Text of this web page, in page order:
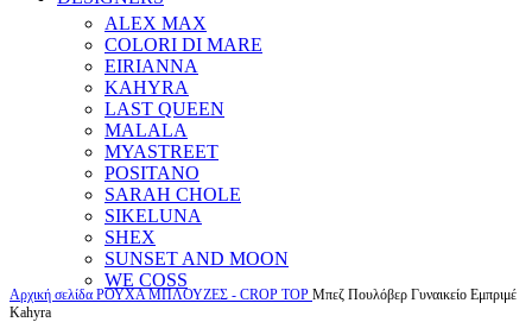
ALEX MAX
COLORI DI MARE
EIRIANNA
KAHYRA
LAST QUEEN
MALALA
MYASTREET
POSITANO
SARAH CHOLE
SIKELUNA
SHEX
SUNSET AND MOON
WE COSS
Αρχική σελίδα ΡΟΥΧΑΜΠΛΟΥΖΕΣ - CROP TOP Μπεζ Πουλόβερ Γυναικείο Εμπριμέ
Kahyra